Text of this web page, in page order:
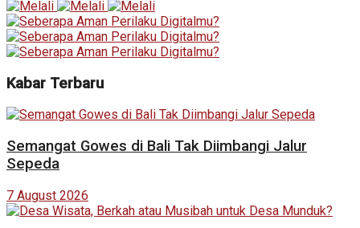
Kabar Terbaru
Semangat Gowes di Bali Tak Diimbangi Jalur
Sepeda
7 August 2026